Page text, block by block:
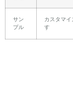
サン
プル
カスタマ
す